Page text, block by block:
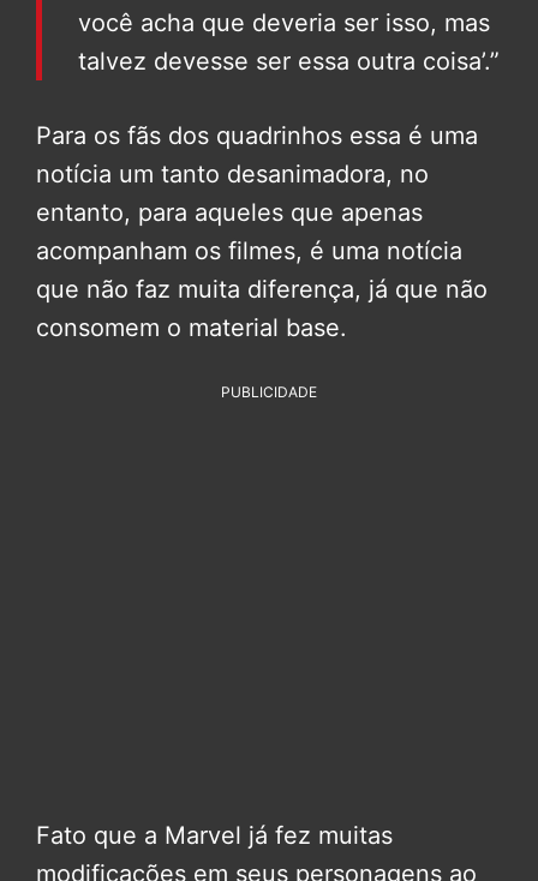
você acha que deveria ser isso, mas
talvez devesse ser essa outra coisa’.”
Para os fãs dos quadrinhos essa é uma
notícia um tanto desanimadora, no
entanto, para aqueles que apenas
acompanham os filmes, é uma notícia
que não faz muita diferença, já que não
consomem o material base.
PUBLICIDADE
Fato que a Marvel já fez muitas
modificações em seus personagens ao